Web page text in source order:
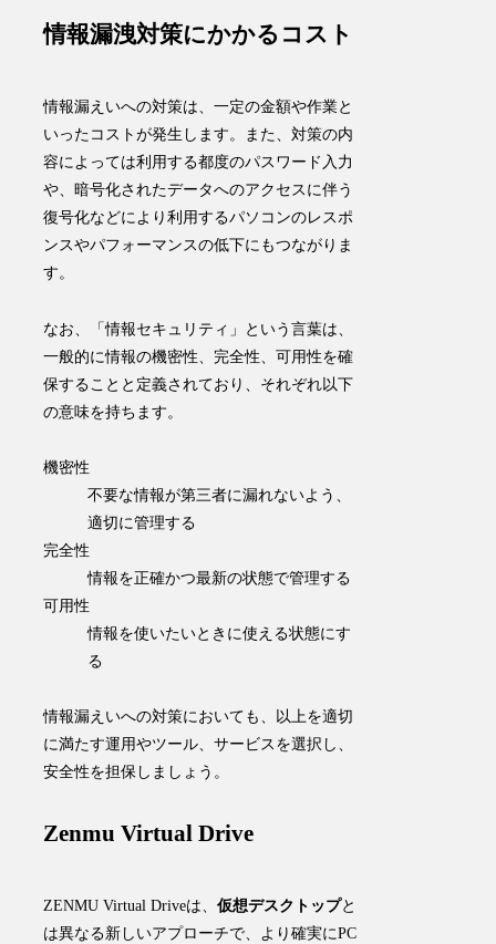
情報漏洩対策にかかるコスト
情報漏えいへの対策は、一定の金額や作業と
いったコストが発生します。また、対策の内
容によっては利用する都度のパスワード入力
や、暗号化されたデータへのアクセスに伴う
復号化などにより利用するパソコンのレスポ
ンスやパフォーマンスの低下にもつながりま
す。
なお、「情報セキュリティ」という言葉は、
一般的に情報の機密性、完全性、可用性を確
保することと定義されており、それぞれ以下
の意味を持ちます。
機密性
不要な情報が第三者に漏れないよう、
適切に管理する
完全性
情報を正確かつ最新の状態で管理する
可用性
情報を使いたいときに使える状態にす
る
情報漏えいへの対策においても、以上を適切
に満たす運用やツール、サービスを選択し、
安全性を担保しましょう。
Zenmu Virtual Drive
ZENMU Virtual Driveは、仮想デスクトップと
は異なる新しいアプローチで、 より確実にPC